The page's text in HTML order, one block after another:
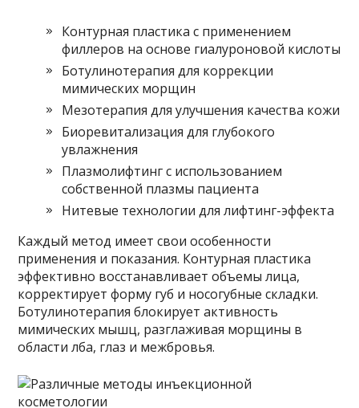
Контурная пластика с применением
филлеров на основе гиалуроновой кислоты
Ботулинотерапия для коррекции
мимических морщин
Мезотерапия для улучшения качества кожи
Биоревитализация для глубокого
увлажнения
Плазмолифтинг с использованием
собственной плазмы пациента
Нитевые технологии для лифтинг-эффекта
Каждый метод имеет свои особенности
применения и показания. Контурная пластика
эффективно восстанавливает объемы лица,
корректирует форму губ и носогубные складки.
Ботулинотерапия блокирует активность
мимических мышц, разглаживая морщины в
области лба, глаз и межбровья.